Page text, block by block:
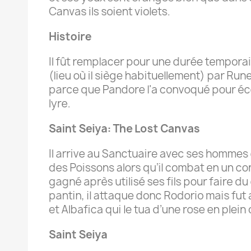
Canvas ils soient violets.
Histoire
Il fût remplacer pour une durée
(lieu où il siège habituellement) par
parce que Pandore l'a convoqué pour
lyre.
Saint Seiya: The Lost Canvas
Il arrive au Sanctuaire avec ses
des Poissons alors qu’il combat en un
gagné après utilisé ses fils pour faire
pantin, il attaque donc Rodorio mais fut
et Albafica qui le tua d’une rose en
Saint Seiya